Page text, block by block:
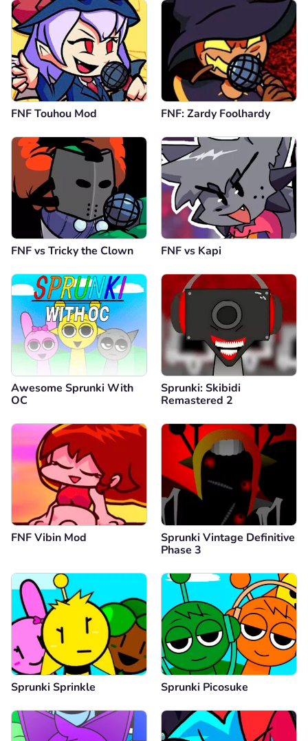
FNF Touhou Mod FNF: Zardy Foolhardy
FNF vs Tricky the Clown FNF vs Kapi
Awesome Sprunki With
OC
Sprunki: Skibidi
Remastered 2
FNF Vibin Mod
Sprunki Vintage Definitive
Phase 3
Sprunki Sprinkle Sprunki Picosuke